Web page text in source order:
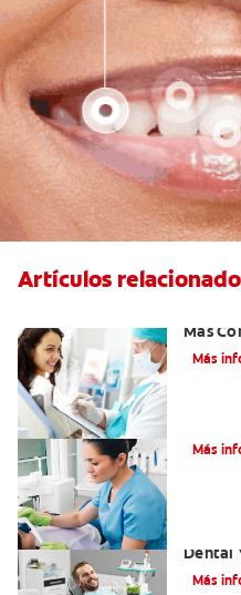
Artículos
Más
Más
Más
Dental
Más